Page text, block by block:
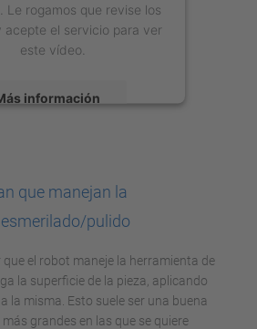
Le rogamos que revise los
acepte el servicio para ver
este vídeo.
información
Platform
que manejan la
pulido
que el robot maneje la herramienta de
la superficie de la pieza, aplicando
la misma. Esto suele ser una buena
grandes en las que se quiere